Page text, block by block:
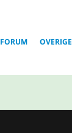
FORUM OVERIGE